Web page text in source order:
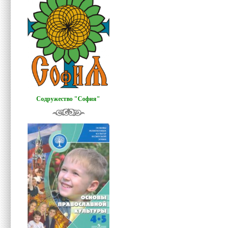
Содружество "София"